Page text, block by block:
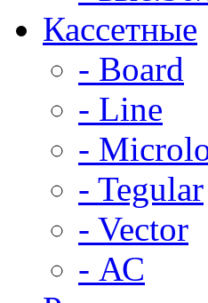
Кассетные
- Board
- Line
-
- Tegular
- Vector
- АС